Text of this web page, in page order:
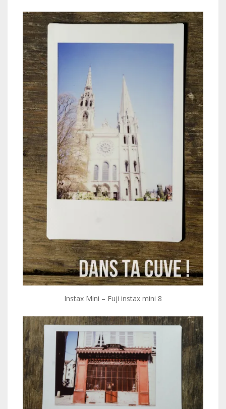
Instax Mini – Fuji instax mini 8